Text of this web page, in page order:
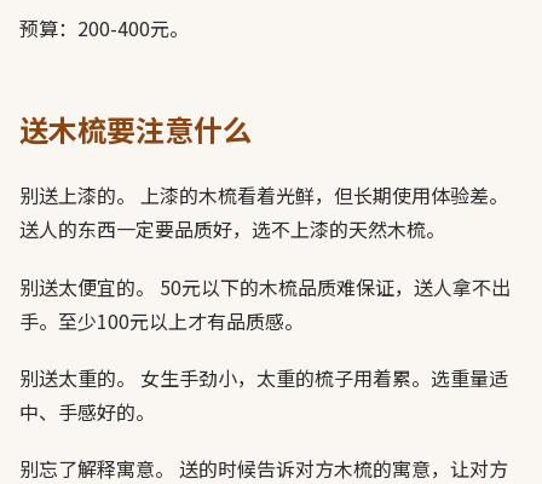
预算：200-400元。
送木梳要注意什么
别送上漆的。 上漆的木梳看着光鲜，但长期使用体验差。
送人的东西一定要品质好，选不上漆的天然木梳。
别送太便宜的。 50元以下的木梳品质难保证，送人拿不出
手。至少100元以上才有品质感。
别送太重的。 女生手劲小，太重的梳子用着累。选重量适
中、手感好的。
别忘了解释寓意。 送的时候告诉对方木梳的寓意，让对方